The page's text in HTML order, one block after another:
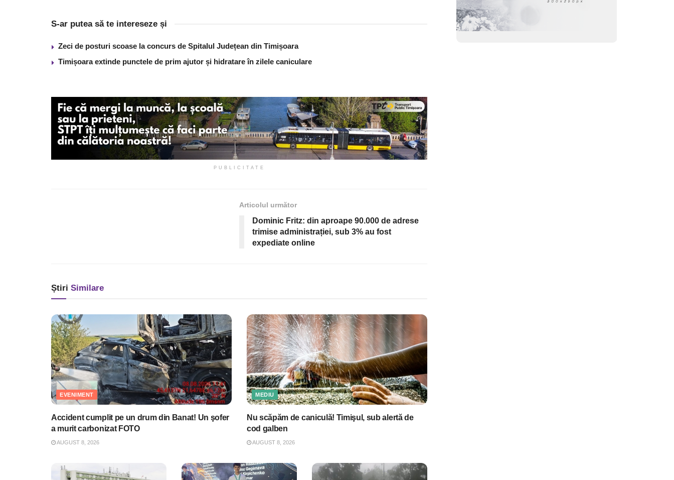
S-ar putea să te intereseze și
Zeci de posturi scoase la concurs de Spitalul Județean din Timișoara
Timișoara extinde punctele de prim ajutor și hidratare în zilele caniculare
PUBLICITATE
Articolul următor
Dominic Fritz: din aproape 90.000 de adrese
trimise administrației, sub 3% au fost
expediate online
Știri Similare
EVENIMENT
Accident cumplit pe un drum din Banat! Un şofer
a murit carbonizat FOTO
AUGUST 8, 2026
MEDIU
Nu scăpăm de caniculă! Timişul, sub alertă de
cod galben
AUGUST 8, 2026